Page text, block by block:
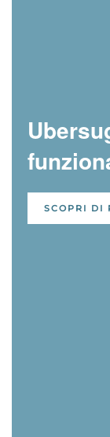
SCOPRI DI